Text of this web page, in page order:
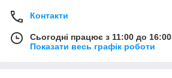
Контакти
Сьогодні працює з 11:00 до 16:00
Показати весь графік роботи